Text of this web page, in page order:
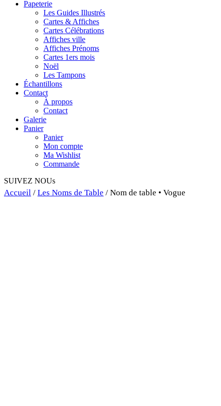
Papeterie
Les Guides Illustrés
Cartes & Affiches
Cartes Célébrations
Affiches ville
Affiches Prénoms
Cartes 1ers mois
Noël
Les Tampons
Échantillons
Contact
À propos
Contact
Galerie
Panier
Panier
Mon compte
Ma Wishlist
Commande
SUIVEZ NOUs
Accueil / Les Noms de Table / Nom de table • Vogue